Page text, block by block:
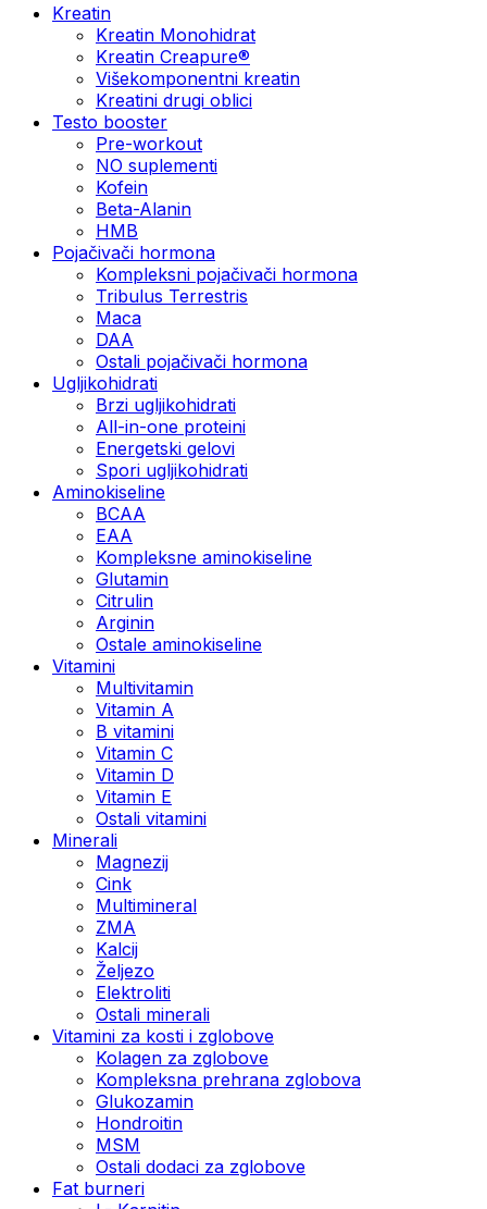
Kreatin
Kreatin Monohidrat
Kreatin Creapure®
Višekomponentni kreatin
Kreatini drugi oblici
Testo booster
Pre-workout
NO suplementi
Kofein
Beta-Alanin
HMB
Pojačivači hormona
Kompleksni pojačivači hormona
Tribulus Terrestris
Maca
DAA
Ostali pojačivači hormona
Ugljikohidrati
Brzi ugljikohidrati
All-in-one proteini
Energetski gelovi
Spori ugljikohidrati
Aminokiseline
BCAA
EAA
Kompleksne aminokiseline
Glutamin
Citrulin
Arginin
Ostale aminokiseline
Vitamini
Multivitamin
Vitamin A
B vitamini
Vitamin C
Vitamin D
Vitamin E
Ostali vitamini
Minerali
Magnezij
Cink
Multimineral
ZMA
Kalcij
Željezo
Elektroliti
Ostali minerali
Vitamini za kosti i zglobove
Kolagen za zglobove
Kompleksna prehrana zglobova
Glukozamin
Hondroitin
MSM
Ostali dodaci za zglobove
Fat burneri